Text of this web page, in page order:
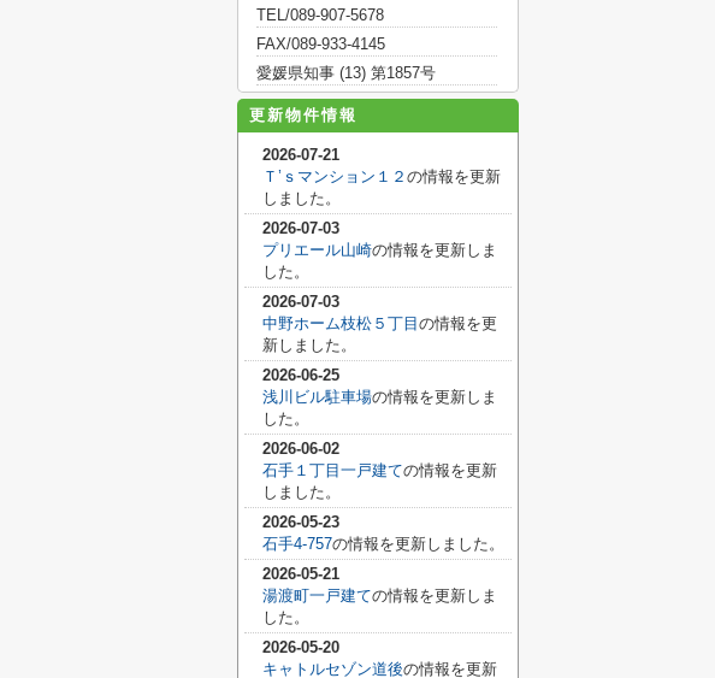
TEL/089-907-5678
FAX/089-933-4145
愛媛県知事 (13) 第1857号
更新物件情報
2026-07-21
Ｔ’ｓマンション１２ の情報を更新
しました。
2026-07-03
プリエール山崎の情報を更新しま
した。
2026-07-03
中野ホーム枝松５丁目 の情報を更
新しました。
2026-06-25
浅川ビル駐車場の情報を更新しま
した。
2026-06-02
石手１丁目一戸建ての情報を更新
しました。
2026-05-23
石手4-757の情報を更新しました。
2026-05-21
湯渡町一戸建ての情報を更新しま
した。
2026-05-20
キャトルセゾン道後の情報を更新